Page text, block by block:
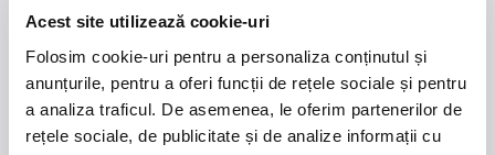
Acest site utilizează cookie-uri
Folosim cookie-uri pentru a personaliza conținutul și
anunțurile, pentru a oferi funcții de rețele sociale și pentru
a analiza traficul. De asemenea, le oferim partenerilor de
rețele sociale, de publicitate și de analize informații cu
ridică nivelul spectacolelor de tip “ladies night” la
accent pe dans, estetică, performanță fizică și
divertisment de calitate, oferind o experiență elegantă și
intensă.